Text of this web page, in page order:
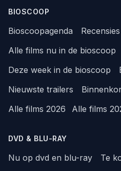
BIOSCOOP
Bioscoopagenda
Recensies
Alle films nu in de bioscoop
Deze week in de bioscoop
Nieuwste trailers
Alle films 2026
Alle films
DVD & BLU-RAY
Nu op dvd en blu-ray
Te